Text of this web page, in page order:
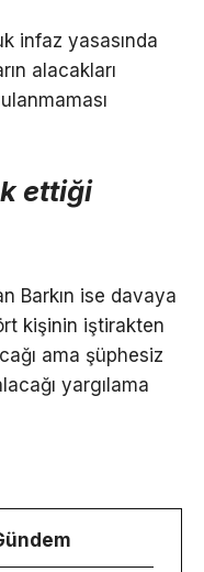
infaz yasasında
alacakları
ettiği
Barkın ise davaya
kişinin iştirakten
ama şüphesiz
yargılama